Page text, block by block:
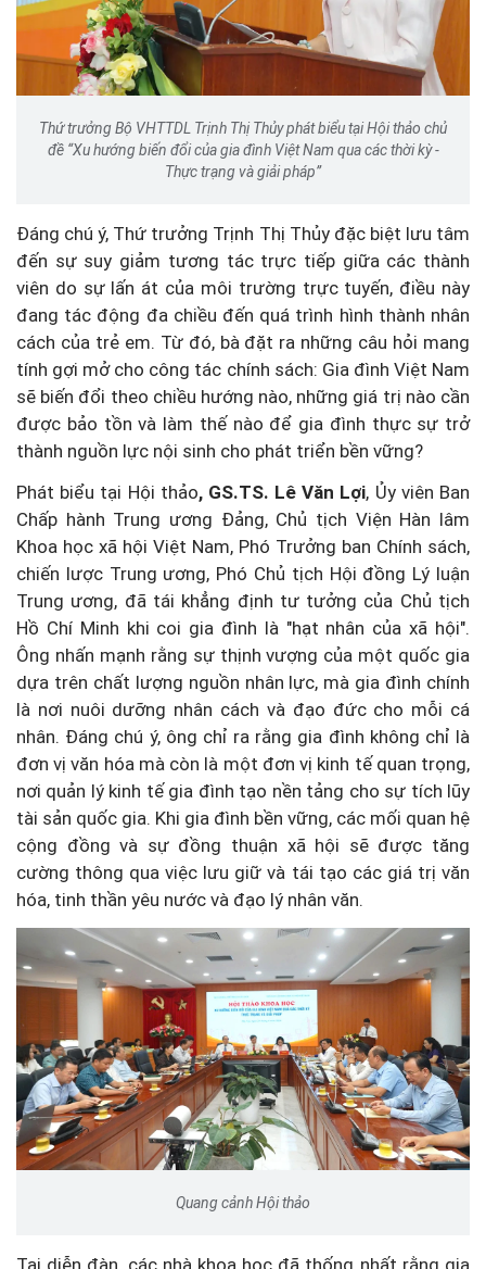
Thứ trưởng Bộ VHTTDL Trịnh Thị Thủy phát biểu tại Hội thảo chủ
đề “Xu hướng biến đổi của gia đình Việt Nam qua các thời kỳ -
Thực trạng và giải pháp”
Đáng chú ý, Thứ trưởng Trịnh Thị Thủy đặc biệt lưu tâm
đến sự suy giảm tương tác trực tiếp giữa các thành
viên do sự lấn át của môi trường trực tuyến, điều này
đang tác động đa chiều đến quá trình hình thành nhân
cách của trẻ em. Từ đó, bà đặt ra những câu hỏi mang
tính gợi mở cho công tác chính sách: Gia đình Việt Nam
sẽ biến đổi theo chiều hướng nào, những giá trị nào cần
được bảo tồn và làm thế nào để gia đình thực sự trở
thành nguồn lực nội sinh cho phát triển bền vững?
Phát biểu tại Hội thảo, GS.TS. Lê Văn Lợi, Ủy viên Ban
Chấp hành Trung ương Đảng, Chủ tịch Viện Hàn lâm
Khoa học xã hội Việt Nam, Phó Trưởng ban Chính sách,
chiến lược Trung ương, Phó Chủ tịch Hội đồng Lý luận
Trung ương, đã tái khẳng định tư tưởng của Chủ tịch
Hồ Chí Minh khi coi gia đình là "hạt nhân của xã hội".
Ông nhấn mạnh rằng sự thịnh vượng của một quốc gia
dựa trên chất lượng nguồn nhân lực, mà gia đình chính
là nơi nuôi dưỡng nhân cách và đạo đức cho mỗi cá
nhân. Đáng chú ý, ông chỉ ra rằng gia đình không chỉ là
đơn vị văn hóa mà còn là một đơn vị kinh tế quan trọng,
nơi quản lý kinh tế gia đình tạo nền tảng cho sự tích lũy
tài sản quốc gia. Khi gia đình bền vững, các mối quan hệ
cộng đồng và sự đồng thuận xã hội sẽ được tăng
cường thông qua việc lưu giữ và tái tạo các giá trị văn
hóa, tinh thần yêu nước và đạo lý nhân văn.
Quang cảnh Hội thảo